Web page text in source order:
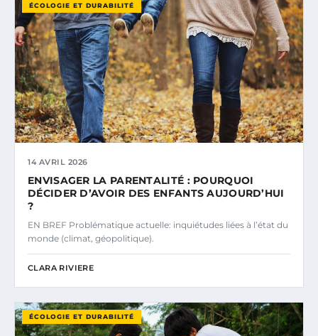
ÉCOLOGIE ET DURABILITÉ
14 AVRIL 2026
ENVISAGER LA PARENTALITÉ : POURQUOI
DÉCIDER D’AVOIR DES ENFANTS AUJOURD’HUI
?
EN BREF Problématique actuelle: inquiétudes liées à l’état du
monde (climat, géopolitique).
CLARA RIVIERE
ÉCOLOGIE ET DURABILITÉ